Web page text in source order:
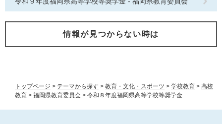
トップページ > テーマから探す > 教育・文化・スポーツ > 学校教育 > 高校
教育 > 福岡県教育委員会 > 令和８年度福岡県高等学校等奨学金
情報が見つからない時は